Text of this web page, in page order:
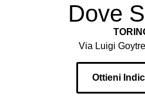
Dove
Via Luigi
Ottieni